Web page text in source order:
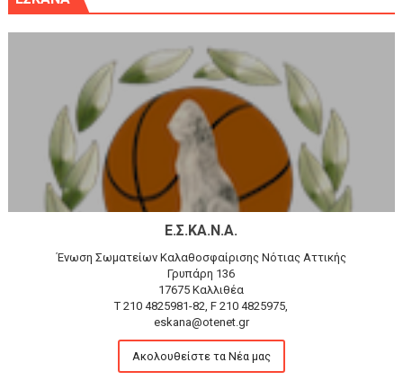
Ε.Σ.ΚΑ.Ν.Α.
Ένωση Σωματείων Καλαθοσφαίρισης Νότιας Αττικής
Γρυπάρη 136
17675 Καλλιθέα
T 210 4825981-82, F 210 4825975,
eskana@otenet.gr
Ακολουθείστε τα Νέα μας